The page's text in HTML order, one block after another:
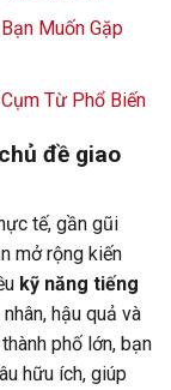
Muốn Gặp
Từ Phổ Biến
đề giao
tế, gần gũi
mở rộng kiến
kỹ năng tiếng
hậu quả và
phố lớn, bạn
hữu ích, giúp